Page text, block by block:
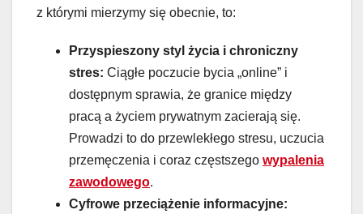
z którymi mierzymy się obecnie, to:
Przyspieszony styl życia i chroniczny
stres: Ciągłe poczucie bycia „online” i
dostępnym sprawia, że granice między
pracą a życiem prywatnym zacierają się.
Prowadzi to do przewlekłego stresu, uczucia
przemęczenia i coraz częstszego wypalenia
zawodowego.
Cyfrowe przeciążenie informacyjne: